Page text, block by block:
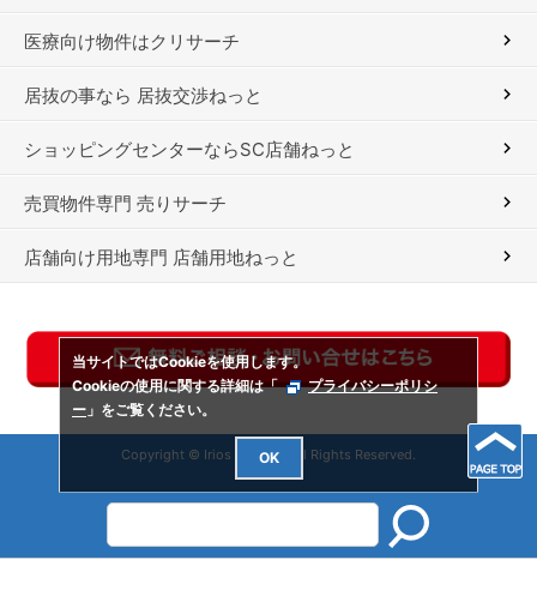
医療向け物件はクリサーチ
居抜の事なら 居抜交渉ねっと
ショッピングセンターならSC店舗ねっと
売買物件専門 売りサーチ
店舗向け用地専門 店舗用地ねっと
Copyright © Irios Co., Ltd. All Rights Reserved.
当サイトではCookieを使用します。
Cookieの使用に関する詳細は「
プライバシーポリシ
ー 」をご覧ください。
OK